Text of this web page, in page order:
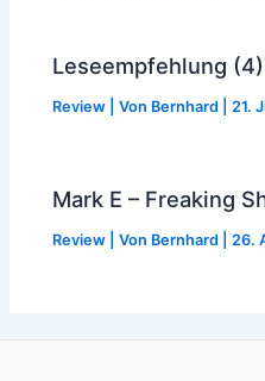
Leseempfehlung (4)
Review | Von Bernhard 21.
Mark E – Freaking
Review | Von Bernhard 26.